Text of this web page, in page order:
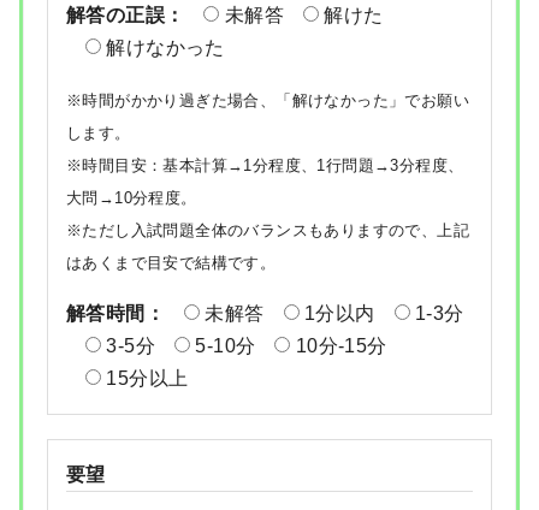
解答の正誤： 未解答
解けた
解けなかった
※時間がかかり過ぎた場合、「解けなかった」でお願い
します。
※時間目安：基本計算→1分程度、1行問題→3分程度、
大問→10分程度。
※ただし入試問題全体のバランスもありますので、上記
はあくまで目安で結構です。
解答時間： 未解答 1分以内
1-3分
3-5分
5-10分
10分-15分
15分以上
要望